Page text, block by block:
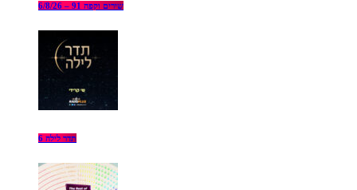
שירים וקפה 91 – 6/8/26
תדר לילה 6